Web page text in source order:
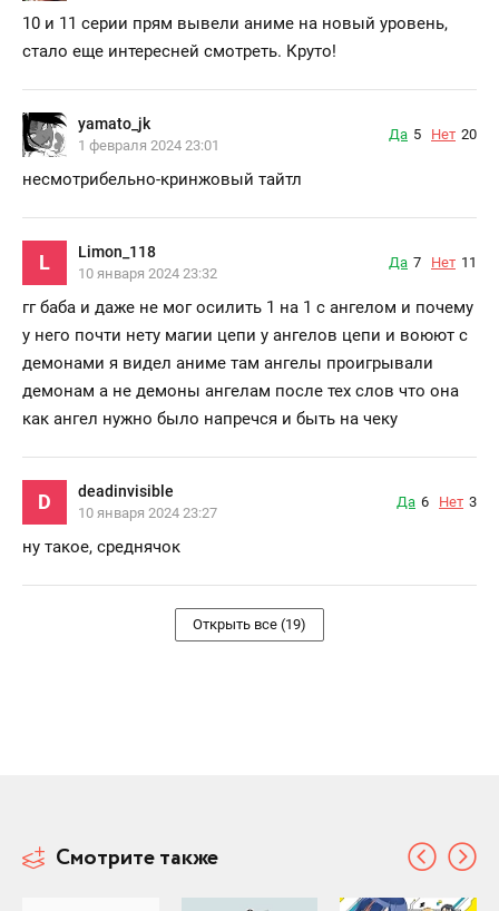
10 и 11 серии прям вывели аниме на новый уровень,
стало еще интересней смотреть. Круто!
yamato_jk
1 февраля 2024 23:01
Да 5 Нет 20
несмотрибельно-кринжовый тайтл
L Limon_118
10 января 2024 23:32
Да 7 Нет 11
гг баба и даже не мог осилить 1 на 1 с ангелом и почему
у него почти нету магии цепи у ангелов цепи и воюют с
демонами я видел аниме там ангелы проигрывали
демонам а не демоны ангелам после тех слов что она
как ангел нужно было напречся и быть на чеку
D deadinvisible
10 января 2024 23:27
Да 6 Нет 3
ну такое, среднячок
Открыть все (19)
Смотрите также